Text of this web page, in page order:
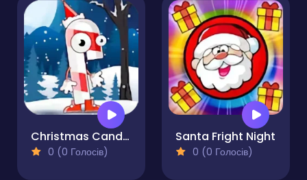
Christmas Candy Cane
0 (0 Голосів)
Santa Fright Night
0 (0 Голосів)